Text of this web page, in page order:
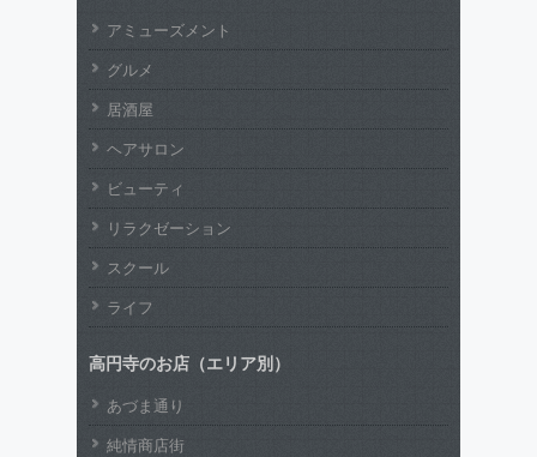
アミューズメント
グルメ
居酒屋
ヘアサロン
ビューティ
リラクゼーション
スクール
ライフ
高円寺のお店（エリア別）
あづま通り
純情商店街